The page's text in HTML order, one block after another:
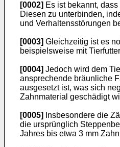
[0002] Es ist bekannt,
Diesen zu unterbinden,
und Verhaltensstörungen
[0003] Gleichzeitig ist es
beispielsweise mit
[0004] Jedoch wird dem
ansprechende bräunliche
ausgesetzt ist, was sich
Zahnmaterial geschädigt
[0005]
Insbesondere die
die ursprünglich
Jahres bis etwa 3 mm